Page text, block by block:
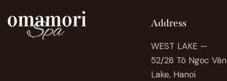
Address
WEST LAKE —
52/28 Tô Ngọc
Lake, Hanoi